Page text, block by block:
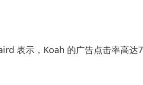
表示，Koah 的广告点击率高